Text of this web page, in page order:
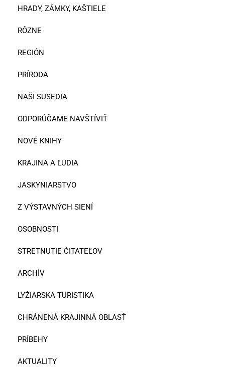
HRADY, ZÁMKY, KAŠTIELE
RÔZNE
REGIÓN
PRÍRODA
NAŠI SUSEDIA
ODPORÚČAME NAVŠTÍVIŤ
NOVÉ KNIHY
KRAJINA A ĽUDIA
JASKYNIARSTVO
Z VÝSTAVNÝCH SIENÍ
OSOBNOSTI
STRETNUTIE ČITATEĽOV
ARCHÍV
LYŽIARSKA TURISTIKA
CHRÁNENÁ KRAJINNÁ OBLASŤ
PRÍBEHY
AKTUALITY